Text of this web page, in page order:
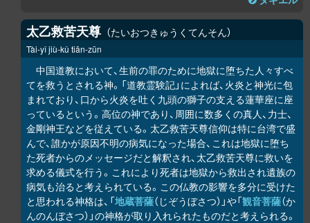
太乙救苦天尊 たいおつきゅうくてんそん
Tài-yǐ jiù-kǔ tiān-zūn
中国道教において、生前の罪のために地獄に堕ちた人々すべ
てを救うとされる神。「道教霊験記」によれば、火炎と神光に包
まれており、口から火炎を吐く九頭の獅子の支える蓮華座に座
っているという。高位の神であり、周囲に数多くの真人、力士、
金剛神王などを従えている。太乙救苦天尊信仰は特に台湾で盛
んで、誰かが原因不明の病気になった場合、これは地獄に堕ち
た死者からのメッセージだと解釈され、太乙救苦天尊に救いを
求める儀式を行う。これにより死者は地獄から救出され遺族の
病気も治ると考えられている。この仏教の影響を多分に受けた
と思われる神格は、「地蔵菩薩（じぞうぼさつ）」や「観音菩薩（か
んのんぼさつ）」の神格が取り入れられたものだと考えられる。